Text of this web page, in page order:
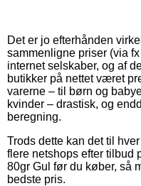
Det er jo efterhånden
sammenligne priser (via
internet selskaber, og af
butikker på nettet været
varerne – til børn og
kvinder – drastisk, og
beregning.
Trods dette kan det til
flere netshops efter tilbud
80gr Gul før du køber, så
bedste pris.